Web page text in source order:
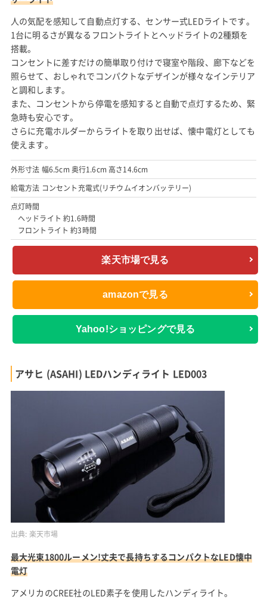
人の気配を感知して自動点灯する、センサー式LEDライトです。
1台に明るさが異なるフロントライトとヘッドライトの2種類を
搭載。
コンセントに差すだけの簡単取り付けで寝室や階段、廊下などを
照らせて、おしゃれでコンパクトなデザインが様々なインテリア
と調和します。
また、コンセントから停電を感知すると自動で点灯するため、緊
急時も安心です。
さらに充電ホルダーからライトを取り出せば、懐中電灯としても
使えます。
外形寸法 幅6.5cm 奥行1.6cm 高さ14.6cm
給電方法 コンセント充電式(リチウムイオンバッテリー)
点灯時間
ヘッドライト 約1.6時間
フロントライト 約3時間
楽天市場で見る
amazonで見る
Yahoo!ショッピングで見る
アサヒ (ASAHI) LEDハンディライト LED003
出典: 楽天市場
最大光束1800ルーメン!丈夫で長持ちするコンパクトなLED懐中
電灯
アメリカのCREE社のLED素子を使用したハンディライト。